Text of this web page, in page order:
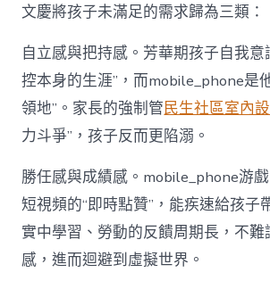
文慶將孩子未滿足的需求歸為三類：
自立感與把持感。芳華期孩子自我意
控本身的生涯”，而mobile_phone是
領地”。家長的強制管民生社區室內
力斗爭”，孩子反而更陷溺。
勝任感與成績感。mobile_phone游戲
短視頻的“即時點贊”，能疾速給孩子
實中學習、勞動的反饋周期長，不
感，進而迴避到虛擬世界。